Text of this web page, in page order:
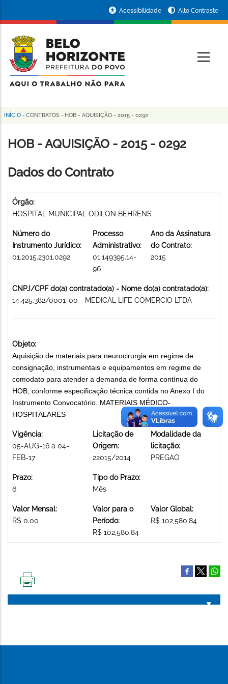
conteúdo
principal
da
Prefeitura
de
Horizonte
Acessibilidade Alto Contraste
Trilha
de
INÍCIO - CONTRATOS - HOB - AQUISIÇÃO - 2015 - 0292
HOB - AQUISIÇÃO - 2015 - 0292
Dados do Contrato
Órgão:
HOSPITAL MUNICIPAL ODILON BEHRENS
Número do
Instrumento Jurídico:
01.2015.2301.0292
Processo
Administrativo:
01.149395.14-
96
Ano da Assinatura
do Contrato:
2015
CNPJ/CPF do(a) contratado(a) - Nome do(a) contratado(a):
14.425.382/0001-00 - MEDICAL LIFE COMERCIO LTDA
Objeto:
Aquisição de materiais para neurocirurgia em regime de
consignação, instrumentais e equipamentos em regime de
comodato para atender a demanda de forma contínua do
HOB, conforme especificação técnica contida no Anexo I do
Instrumento Convocatório. MATERIAIS MÉDICO-
HOSPITALARES
Vigência:
05-AUG-16 a 04-
FEB-17
Licitação de
Origem:
22015/2014
Modalidade da
licitação:
PREGAO
Prazo:
6
Tipo do Prazo:
Mês
Valor Mensal:
R$ 0.00
Valor para o
Período:
R$ 102,580.84
Valor Global:
R$ 102,580.84
PÁGINA